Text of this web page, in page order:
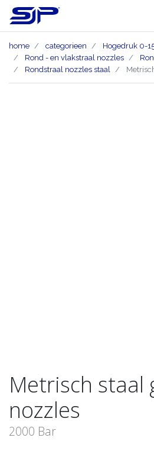
home categorieen Hogedruk 0-
Rond - en vlakstraal nozzles
Rondstraal nozzles staal
Metrisch staal
nozzles
2000 Bar